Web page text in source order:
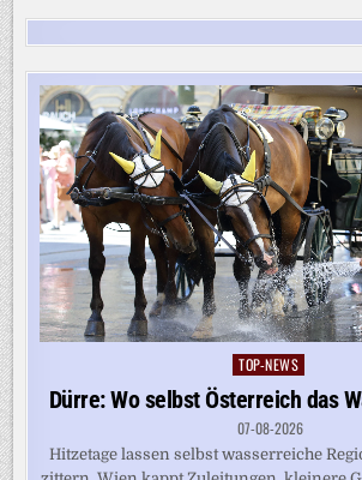
Posted
in
TOP-NEWS
Dürre: Wo selbst Österreich das
07-08-2026
Hitzetage lassen selbst wasserreiche